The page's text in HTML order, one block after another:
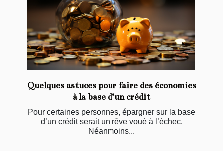
Quelques astuces pour faire des économies
à la base d’un crédit
Pour certaines personnes, épargner sur la base
d’un crédit serait un rêve voué à l’échec.
Néanmoins...